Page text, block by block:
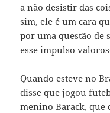
a não desistir das
sim, ele é um cara
por uma questão de
esse impulso
Quando esteve no
disse que jogou
menino Barack, que